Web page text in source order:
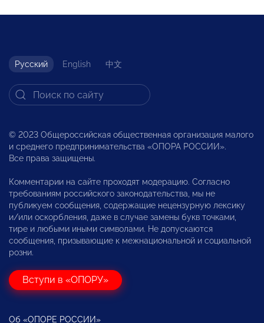
Русский English 中文
© 2023 Общероссийская общественная организация малого
и среднего предпринимательства «ОПОРА РОССИИ».
Все права защищены.
Комментарии на сайте проходят модерацию. Согласно
требованиям российского законодательства, мы не
публикуем сообщения, содержащие нецензурную лексику
и/или оскорбления, даже в случае замены букв точками,
тире и любыми иными символами. Не допускаются
сообщения, призывающие к межнациональной и социальной
розни.
Вступи в «ОПОРУ»
Об «ОПОРЕ РОССИИ»